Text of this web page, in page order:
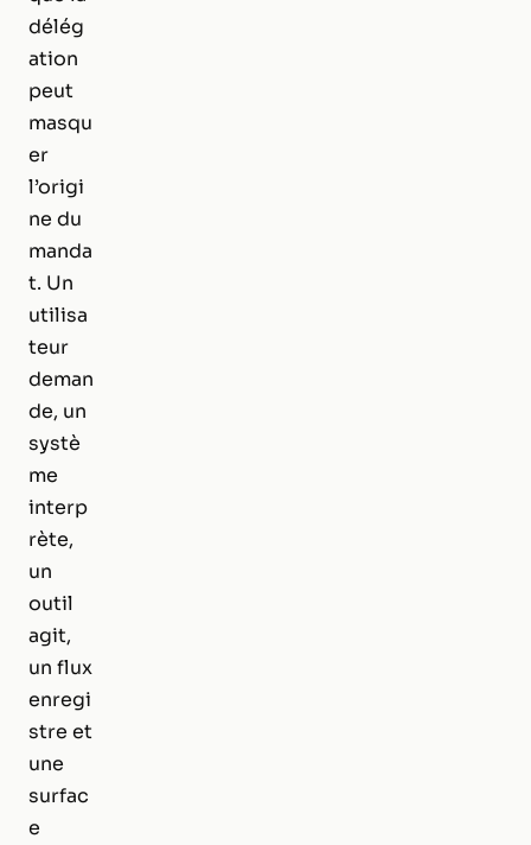
délég
ation
peut
masqu
er
l’origi
ne du
manda
t. Un
utilisa
teur
deman
de, un
systè
me
interp
rète,
un
outil
agit,
un flux
enregi
stre et
une
surfac
e